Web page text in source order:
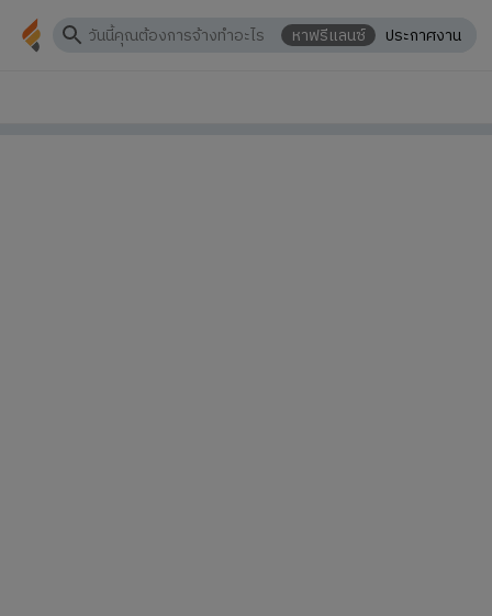
หาฟรีแลนซ์ ประกาศงาน